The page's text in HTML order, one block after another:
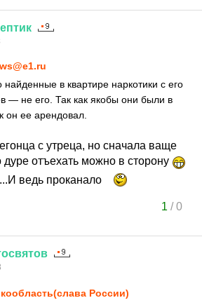
в квартире наркотики с его
— не его. Так как якобы они были в
он ее арендовал.
с утреца, но сначала ваще
дуре отъехать можно в сторону
ведь проканало
1 /0
России)